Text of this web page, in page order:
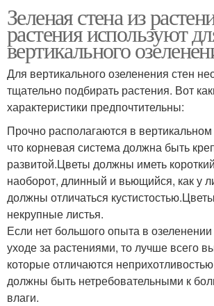
Зеленая стена из
растения используют
вертикального
Для вертикального озеленения стен
тщательно подбирать растения. Вот
характеристики предпочтительны:
Прочно располагаются в
что корневая система должна быть
развитой.Цветы должны иметь
наоборот, длинный и вьющийся, как у
должны отличаться
некрупные листья.
Если нет большого опыта в
уходе за растениями, то лучше всего
которые отличаются
должны быть нетребовательными к
влаги.